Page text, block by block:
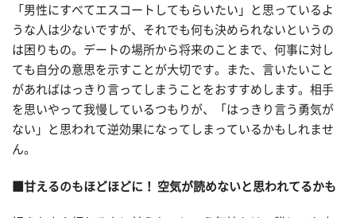
「男性にすべてエスコートしてもらいたい」と思っているよ
うな人は少ないですが、それでも何も決められないというの
は困りもの。デートの場所から将来のことまで、何事に対し
ても自分の意思を示すことが大切です。また、言いたいこと
があればはっきり言ってしまうことをおすすめします。相手
を思いやって我慢しているつもりが、「はっきり言う勇気が
ない」と思われて逆効果になってしまっているかもしれませ
ん。
■甘えるのもほどほどに！ 空気が読めないと思われてるかも